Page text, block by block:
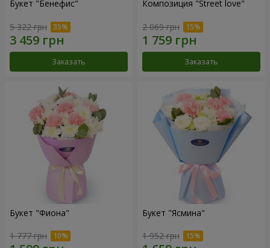
Букет "Бенефис"
5 322 грн
Заказать
Композиция "Street love"
2 069 грн
Заказать
Букет "Фиона"
1 777 грн
Букет "Ясмина"
1 952 грн